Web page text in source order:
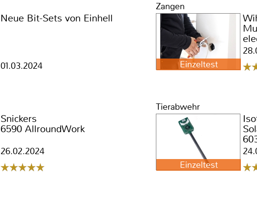
Neue Bit-Sets von Einhell
01.03.2024
Zangen
Einzeltest
Snickers
6590 AllroundWork
26.02.2024
Tierabwehr
Einzeltest